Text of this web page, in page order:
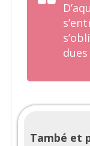
També et